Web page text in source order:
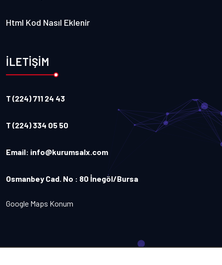
Html Kod Nasıl Eklenir
İLETİŞİM
T (224) 711 24 43
T (224) 334 05 50
Email: info@kurumsalx.com
Osmanbey Cad. No : 80 İnegöl/Bursa
Google Maps Konum